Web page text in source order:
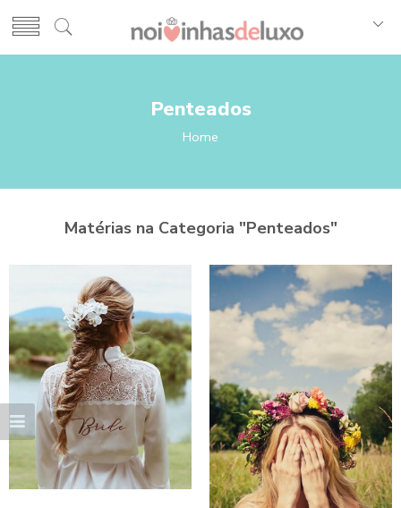
Penteados
Home
Matérias na Categoria "Penteados"